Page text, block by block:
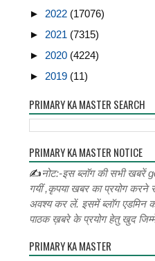
► 2022 (17076)
► 2021 (7315)
► 2020 (4224)
► 2019 (11)
PRIMARY KA MASTER SEARCH
PRIMARY KA MASTER NOTICE
✍नोट:-इस ब्लॉग की सभी खबरें
गयीं ,कृपया खबर का प्रयोग करने
अवश्य कर लें. इसमें ब्लॉग एडमिन की
पाठक ख़बरे के प्रयोग हेतु खुद
PRIMARY KA MASTER